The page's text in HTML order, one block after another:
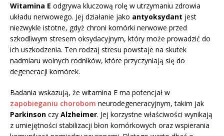
Witamina E odgrywa kluczową rolę w utrzymaniu zdrowia
układu nerwowego. Jej działanie jako antyoksydant jest
niezwykle istotne, gdyż chroni komórki nerwowe przed
szkodliwym stresem oksydacyjnym, który może prowadzić do
ich uszkodzenia. Ten rodzaj stresu powstaje na skutek
nadmiaru wolnych rodników, które przyczyniają się do
degeneracji komórek.
Badania wskazują, że witamina E ma potencjał w
zapobieganiu chorobom neurodegeneracyjnym, takim jak
Parkinson czy Alzheimer. Jej korzystne właściwości wynikają
z umiejętności stabilizacji błon komórkowych oraz wspierania